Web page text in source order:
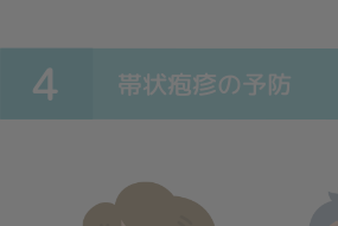
4 帯状疱疹の予防